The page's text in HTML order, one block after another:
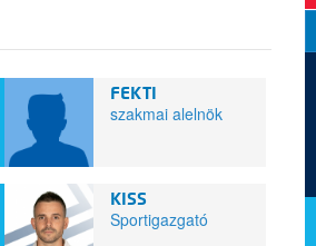
FEKTI
szakmai alelnök
KISS
Sportigazgató